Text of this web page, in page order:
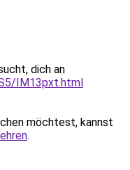
dich an
IM13pxt.html
möchtest, kannst
.